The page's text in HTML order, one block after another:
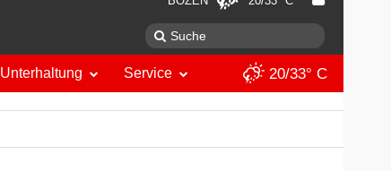
Unterhaltung Service 20/33° C